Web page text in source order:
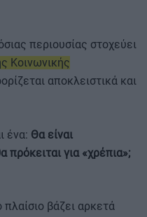
περιουσίας στοχεύει
Κοινωνικής
αποκλειστικά και
ένα: Θα είναι
πρόκειται για «χρέπια»;
βάζει αρκετά